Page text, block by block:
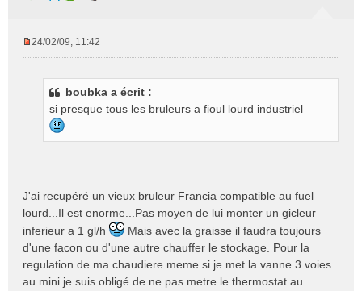
l
u
24/02/09, 11:42
boubka a écrit :
si presque tous les bruleurs a fioul lourd industriel
J'ai recupéré un vieux bruleur Francia compatible au fuel
lourd...Il est enorme...Pas moyen de lui monter un gicleur
inferieur a 1 gl/h
Mais avec la graisse il faudra toujours
d'une facon ou d'une autre chauffer le stockage. Pour la
regulation de ma chaudiere meme si je met la vanne 3 voies
au mini je suis obligé de ne pas metre le thermostat au